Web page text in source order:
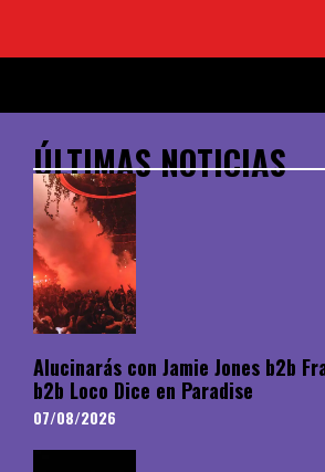
ÚLTIMAS NOTICIAS
Alucinarás con Jamie Jones b2b
b2b Loco Dice en Paradise
07/08/2026